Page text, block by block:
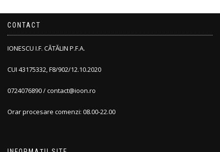
CONTACT
IONESCU I.F. CĂTĂLIN P.F.A.
CUI 43175332, F8/902/12.10.2020
0724076890 / contact@ioon.ro
Orar procesare comenzi: 08.00-22.00